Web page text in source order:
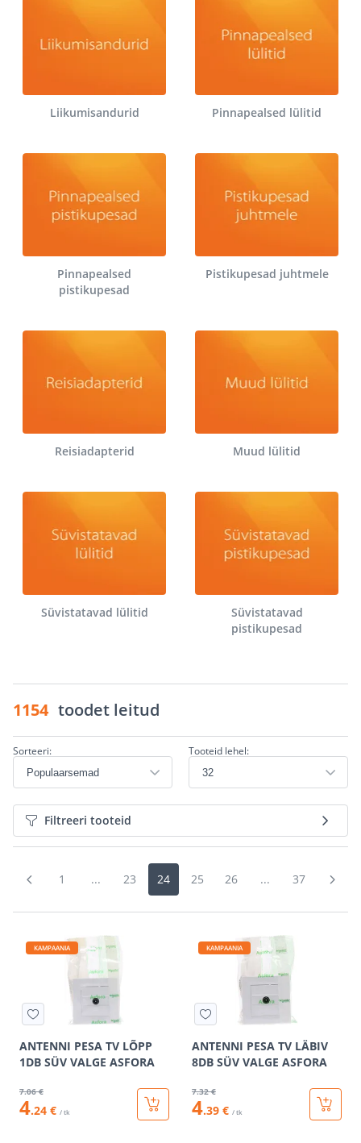
Liikumisandurid Pinnapealsed lülitid
Pinnapealsed
pistikupesad
Pistikupesad juhtmele
Reisiadapterid Muud lülitid
Süvistatavad lülitid
Süvistatavad
pistikupesad
1154 toodet leitud
Sorteeri: Tooteid lehel:
Filtreeri tooteid
1 ... 23 24 25 26 ... 37
KAMPAANIA
ANTENNI PESA TV LÕPP
1DB SÜV VALGE ASFORA
7.06 €
4.24 € / tk
KAMPAANIA
ANTENNI PESA TV LÄBIV
8DB SÜV VALGE ASFORA
7.32 €
4.39 € / tk